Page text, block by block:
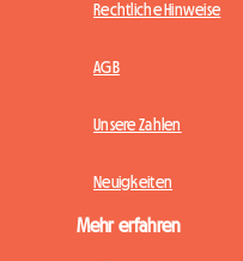
Rechtliche Hinweise
AGB
Unsere Zahlen
Neuigkeiten
Mehr erfahren